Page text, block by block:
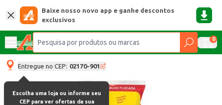
Baixe nosso novo app e ganhe descontos
exclusivos
0
Entregue no CEP: 02170-901
Escolha uma loja ou informe seu
CEP para ver ofertas da sua